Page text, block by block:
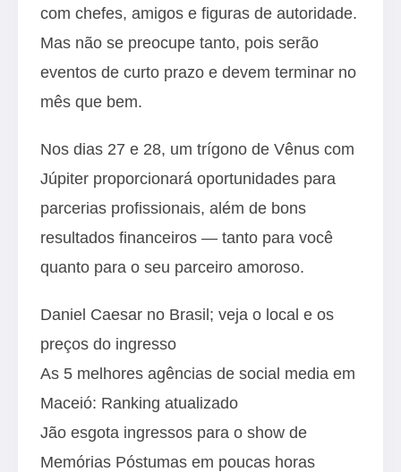
com chefes, amigos e figuras de autoridade.
Mas não se preocupe tanto, pois serão
eventos de curto prazo e devem terminar no
mês que bem.
Nos dias 27 e 28, um trígono de Vênus com
Júpiter proporcionará oportunidades para
parcerias profissionais, além de bons
resultados financeiros — tanto para você
quanto para o seu parceiro amoroso.
Daniel Caesar no Brasil; veja o local e os
preços do ingresso
As 5 melhores agências de social media em
Maceió: Ranking atualizado
Jão esgota ingressos para o show de
Memórias Póstumas em poucas horas